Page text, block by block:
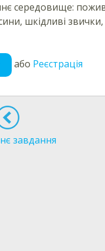
середовище:
шкідливі
або Реєстрація
завдання